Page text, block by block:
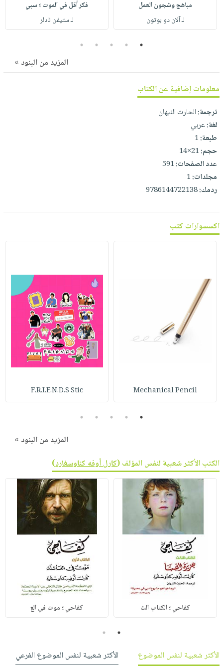
صابون
أطفال
فيديوهات
أسئلة
وفرات
انشر
كتابك
تواصل
معنا
التسوق
مباهج وشجون العمل
لـ آلان دو بوتون
فكر أقل في الموت ؛ سبي
لـ ستيفن نادلر
1
2
3
4
5
المزيد من البنود »
معلومات إضافية عن الكتاب
ترجمة:الحارث النبهان
لغة:عربي
طبعة:1
حجم:21×14
عدد الصفحات:591
مجلدات:1
ردمك:9786144722138
اكسسوارات كتب
Mechanical Pencil
F.R.I.E.N.D.S Stic
1
2
3
4
5
المزيد من البنود »
الكتب الأكثر شعبية لنفس المؤلف (كارل أوفه كناوسغارد)
كفاحي ؛ الكتاب الث كفاحي ؛ موت في الع
1
2
الأكثر شعبية لنفس الموضوع
الأكثر شعبية لنفس الموضوع الفرعي